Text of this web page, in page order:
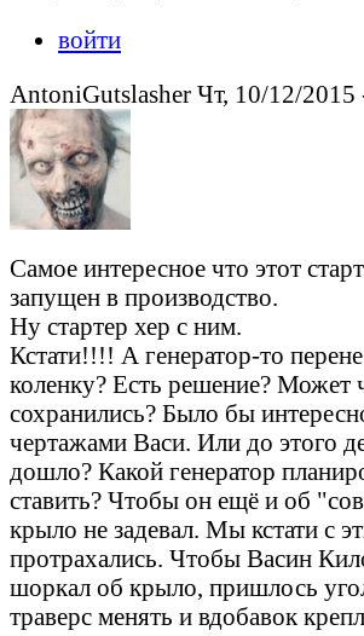
войти
AntoniGutslasher Чт, 10/12/2015
Самое интересное что этот
запущен в производство.
Ну стартер хер с ним.
Кстати!!!! А генератор-то
коленку? Есть решение? Может
сохранились? Было бы
чертажами Васи. Или до этого
дошло? Какой генератор
ставить? Чтобы он ещё и об
крыло не задевал. Мы кстати с
протрахались. Чтобы Васин
шоркал об крыло, пришлось
траверс менять и вдобавок